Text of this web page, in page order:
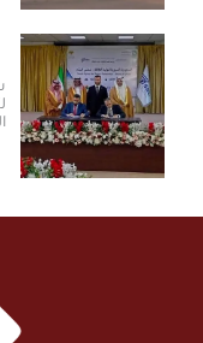
لتنفيذ
الشمسية